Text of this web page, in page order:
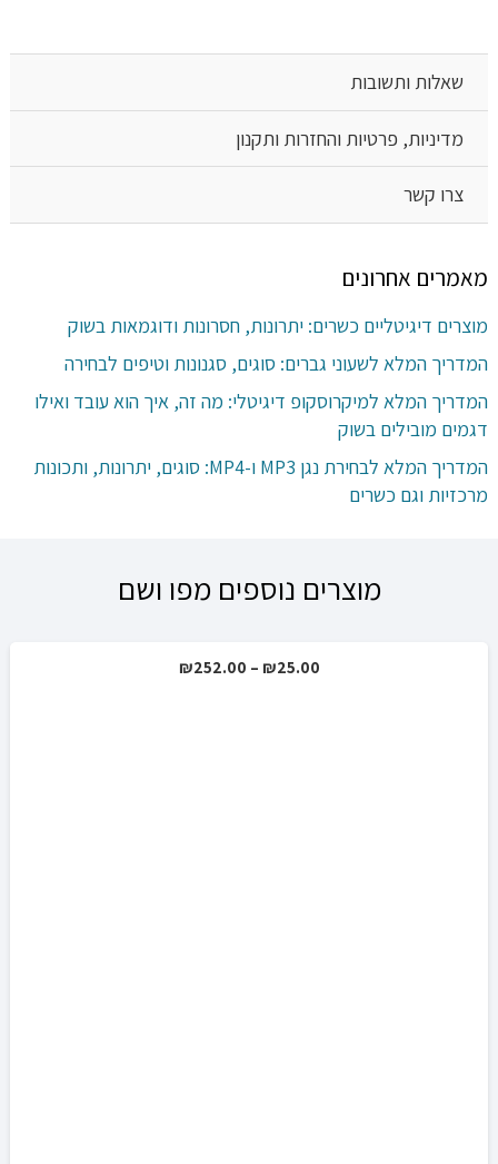
שאלות ותשובות
מדיניות, פרטיות והחזרות ותקנון
צרו קשר
מאמרים אחרונים
מוצרים דיגיטליים כשרים: יתרונות, חסרונות ודוגמאות בשוק
המדריך המלא לשעוני גברים: סוגים, סגנונות וטיפים לבחירה
המדריך המלא למיקרוסקופ דיגיטלי: מה זה, איך הוא עובד ואילו
דגמים מובילים בשוק
המדריך המלא לבחירת נגן MP3 ו-MP4: סוגים, יתרונות, ותכונות
מרכזיות וגם כשרים
מוצרים נוספים מפו ושם
₪25.00
–
₪252.00